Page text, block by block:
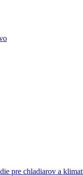
pre chladiarov a